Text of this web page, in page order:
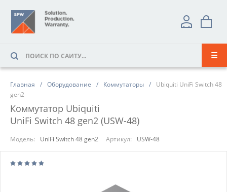
Главная Оборудование Коммутаторы
Ubiquiti UniFi Switch 48
gen2
Коммутатор Ubiquiti
UniFi Switch 48 gen2 (USW-48)
Модель: UniFi Switch 48 gen2 Артикул: USW-48